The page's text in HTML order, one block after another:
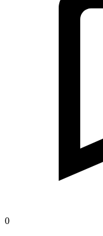
0